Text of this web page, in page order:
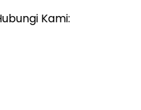
Kami: